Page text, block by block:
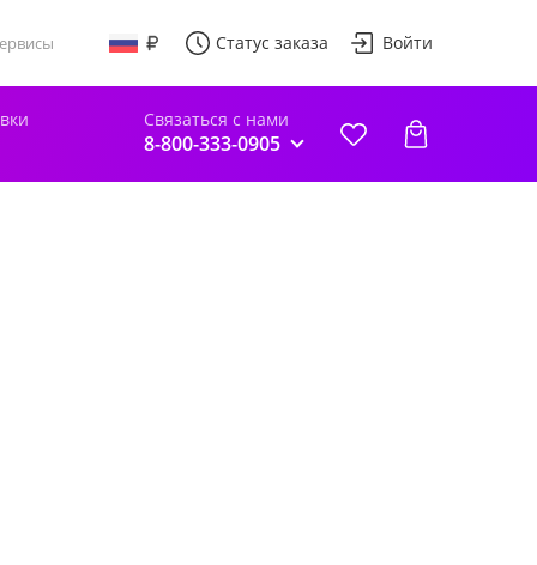
Статус заказа Войти
Связаться с нами
8-800-333-0905